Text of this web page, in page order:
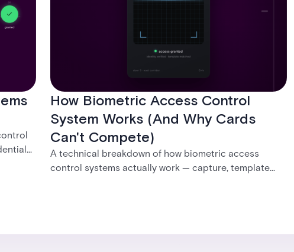
How Biometric Access Control
System Works (And Why Cards
Can't Compete)
A technical breakdown of how biometric access
control systems actually work — capture, template